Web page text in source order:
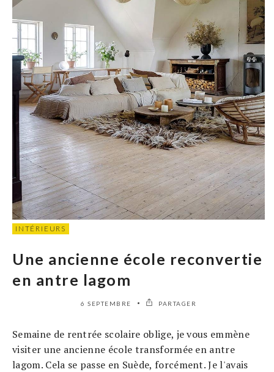
INTÉRIEURS
Une ancienne école reconvertie
en antre lagom
6 SEPTEMBRE PARTAGER
Semaine de rentrée scolaire oblige, je vous emmène
visiter une ancienne école transformée en antre
lagom. Cela se passe en Suède, forcément. Je l'avais